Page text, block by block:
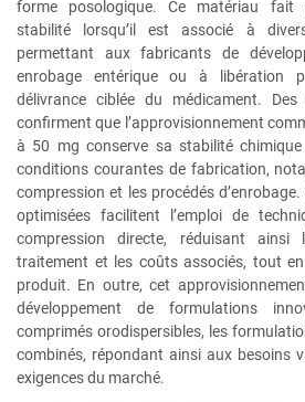
forme posologique. Ce matériau fait
stabilité lorsqu’il est associé à
permettant aux fabricants de
enrobage entérique ou à libération
délivrance ciblée du médicament.
confirment que l’approvisionnement
à 50 mg conserve sa stabilité
conditions courantes de fabrication,
compression et les procédés
optimisées facilitent l’emploi de
compression directe, réduisant ainsi
traitement et les coûts associés, tout
produit. En outre, cet
développement de formulations
comprimés orodispersibles, les
combinés, répondant ainsi aux besoins
exigences du marché.